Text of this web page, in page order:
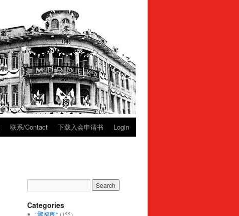
联系/Contact 下载入会申请书 Login
Categories
“聚福阁“(155)